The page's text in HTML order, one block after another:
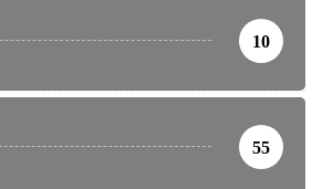
10
55